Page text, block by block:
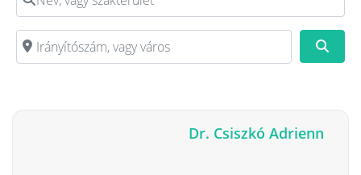
Irányítószám, vagy város
Dr. Csiszkó Adrienn